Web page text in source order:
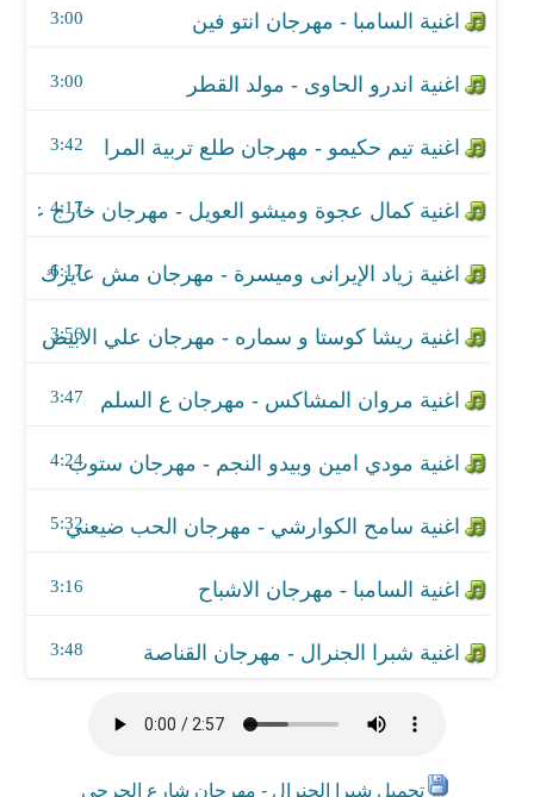
3:00
3:00
3:42
4:17
6:17
3:56
3:47
اغنية مودي امين وبيدو النجم - مهرجان ستوب
4:24
اغنية سامح الكوارشي - مهرجان الحب ضيعني
5:32
اغنية السامبا - مهرجان الاشباح
3:16
3:48
تحميل شبرا الجنرال - مهرجان شارع الجرحي